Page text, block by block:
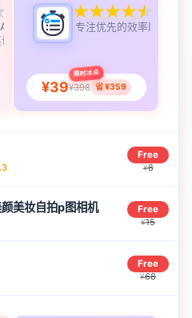
智
口
专注优先的效率助手
限时冰点
¥39¥398 省 ¥359
Free
¥8
美妆自拍p图相机 Free
¥15
Free
¥68